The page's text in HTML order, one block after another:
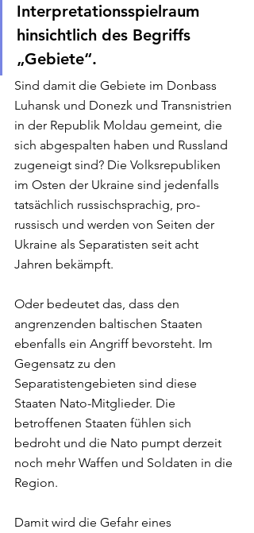
Interpretationsspielraum
hinsichtlich des Begriffs
„Gebiete“.
Sind damit die Gebiete im Donbass
Luhansk und Donezk und Transnistrien
in der Republik Moldau gemeint, die
sich abgespalten haben und Russland
zugeneigt sind? Die Volksrepubliken
im Osten der Ukraine sind jedenfalls
tatsächlich russischsprachig, pro-
russisch und werden von Seiten der
Ukraine als Separatisten seit acht
Jahren bekämpft.
Oder bedeutet das, dass den
angrenzenden baltischen Staaten
ebenfalls ein Angriff bevorsteht. Im
Gegensatz zu den
Separatistengebieten sind diese
Staaten Nato-Mitglieder. Die
betroffenen Staaten fühlen sich
bedroht und die Nato pumpt derzeit
noch mehr Waffen und Soldaten in die
Region.
Damit wird die Gefahr eines